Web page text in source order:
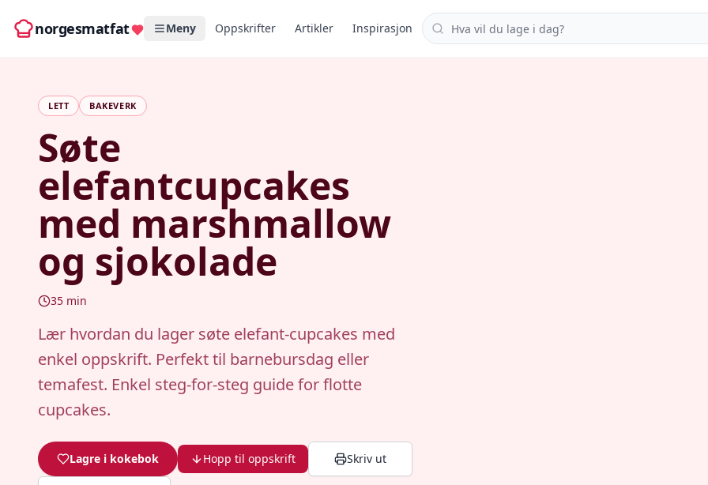
norgesmatfat Meny Oppskrifter Artikler Inspirasjon Søk i oppskrifter
LETT BAKEVERK
Søte
elefantcupcakes
med marshmallow
og sjokolade
35 min
Lær hvordan du lager søte elefant-cupcakes med
enkel oppskrift. Perfekt til barnebursdag eller
temafest. Enkel steg-for-steg guide for flotte
cupcakes.
Lagre i kokebok Hopp til oppskrift Skriv ut